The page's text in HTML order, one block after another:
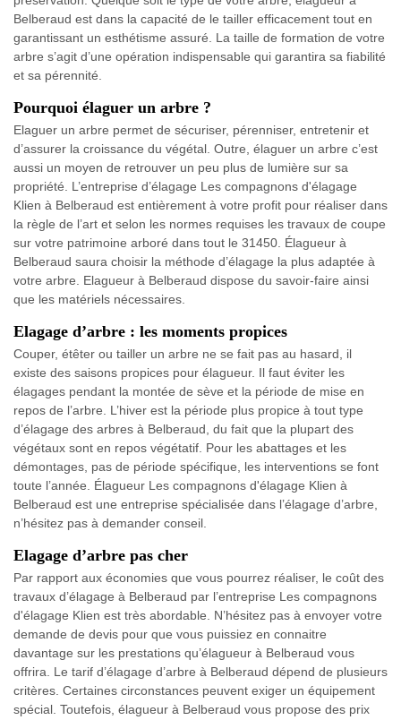
Belberaud est dans la capacité de le tailler efficacement tout en
garantissant un esthétisme assuré. La taille de formation de votre
arbre s’agit d’une opération indispensable qui garantira sa fiabilité
et sa pérennité.
Pourquoi élaguer un arbre ?
Elaguer un arbre permet de sécuriser, pérenniser, entretenir et
d’assurer la croissance du végétal. Outre, élaguer un arbre c’est
aussi un moyen de retrouver un peu plus de lumière sur sa
propriété. L’entreprise d’élagage Les compagnons d'élagage
Klien à Belberaud est entièrement à votre profit pour réaliser dans
la règle de l’art et selon les normes requises les travaux de coupe
sur votre patrimoine arboré dans tout le 31450. Élagueur à
Belberaud saura choisir la méthode d’élagage la plus adaptée à
votre arbre. Elagueur à Belberaud dispose du savoir-faire ainsi
que les matériels nécessaires.
Elagage d’arbre : les moments propices
Couper, étêter ou tailler un arbre ne se fait pas au hasard, il
existe des saisons propices pour élagueur. Il faut éviter les
élagages pendant la montée de sève et la période de mise en
repos de l’arbre. L’hiver est la période plus propice à tout type
d’élagage des arbres à Belberaud, du fait que la plupart des
végétaux sont en repos végétatif. Pour les abattages et les
démontages, pas de période spécifique, les interventions se font
toute l’année. Élagueur Les compagnons d'élagage Klien à
Belberaud est une entreprise spécialisée dans l’élagage d’arbre,
n’hésitez pas à demander conseil.
Elagage d’arbre pas cher
Par rapport aux économies que vous pourrez réaliser, le coût des
travaux d’élagage à Belberaud par l’entreprise Les compagnons
d'élagage Klien est très abordable. N’hésitez pas à envoyer votre
demande de devis pour que vous puissiez en connaitre
davantage sur les prestations qu’élagueur à Belberaud vous
offrira. Le tarif d’élagage d’arbre à Belberaud dépend de plusieurs
critères. Certaines circonstances peuvent exiger un équipement
spécial. Toutefois, élagueur à Belberaud vous propose des prix